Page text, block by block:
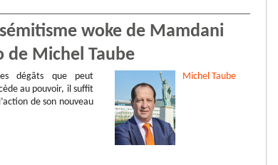
woke de Mamdani
de Michel Taube
dégâts que peut
au pouvoir, il suffit
de son nouveau
Michel Taube